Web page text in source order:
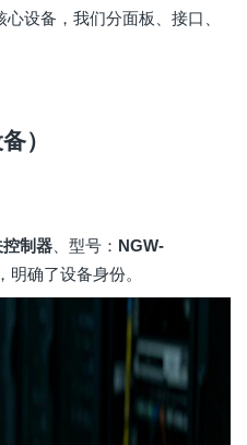
设备，我们分面板、接口、
）
制器、型号： NGW-
明确了设备身份。